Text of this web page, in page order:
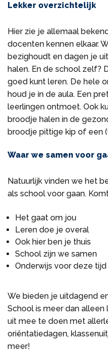
Lekker overzichtelijk
Hier zie je allemaal
docenten kennen elkaar.
bezighoudt en dagen je
halen. En de school zelf?
goed kunt leren. De hele
houd je in de aula. Een
leerlingen ontmoet. Ook
broodje halen in de
broodje pittige kip of een
Waar we samen voor
Natuurlijk vinden we het
als school voor gaan.
Het gaat om jou
Leren doe je overal
Ook hier ben je thuis
School zijn we samen
Onderwijs voor deze tijd
We bieden je uitdagend
School is meer dan
uit mee te doen met
oriëntatiedagen,
meer!